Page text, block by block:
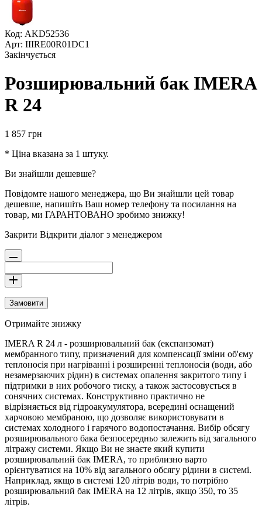
Код: AKD52536
Арт: IIIRE00R01DC1
Закінчується
Розширювальний бак IMERA
R 24
1 857 грн
* Ціна вказана за 1 штуку.
Ви знайшли дешевше?
Повідомте нашого менеджера, що Ви знайшли цей товар
дешевше, напишіть Ваш номер телефону та посилання на
товар, ми ГАРАНТОВАНО зробимо знижку!
Закрити Відкрити діалог з менеджером
Замовити
Отримайте знижку
IMERA R 24 л - розширювальний бак (експанзомат)
мембранного типу, призначений для компенсації зміни об'єму
теплоносія при нагріванні і розширенні теплоносія (води, або
незамерзаючих рідин) в системах опалення закритого типу і
підтримки в них робочого тиску, а також застосовується в
сонячних системах. Конструктивно практично не
відрізняється від гідроакумулятора, всередині оснащений
харчовою мембраною, що дозволяє використовувати в
системах холодного і гарячого водопостачання. Вибір обсягу
розширювального бака безпосередньо залежить від загального
літражу системи. Якщо Ви не знаєте який купити
розширювальний бак IMERA, то приблизно варто
орієнтуватися на 10% від загального обсягу рідини в системі.
Наприклад, якщо в системі 120 літрів води, то потрібно
розширювальний бак IMERA на 12 літрів, якщо 350, то 35
літрів.